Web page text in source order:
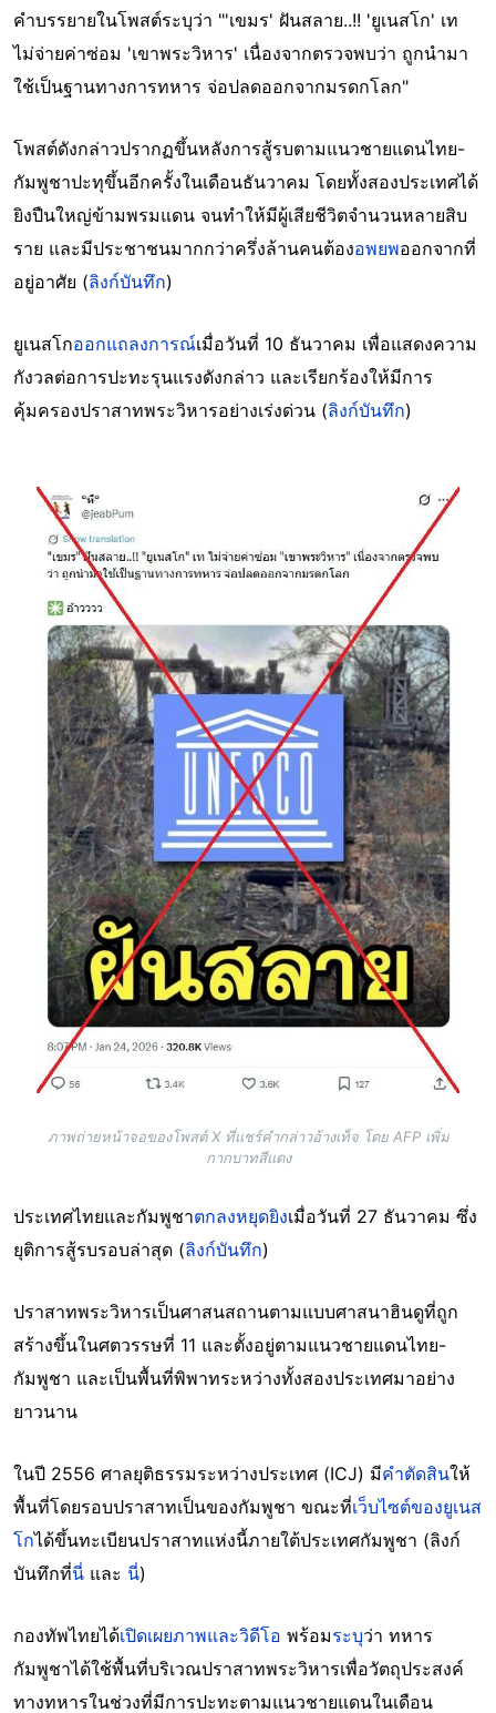
คำบรรยายในโพสต์ระบุว่า "'เขมร' ฝันสลาย..!! 'ยูเนสโก' เท
ไม่จ่ายค่าซ่อม 'เขาพระวิหาร' เนื่องจากตรวจพบว่า ถูกนำมา
ใช้เป็นฐานทางการทหาร จ่อปลดออกจากมรดกโลก"
โพสต์ดังกล่าวปรากฏขึ้นหลังการสู้รบตามแนวชายแดนไทย-
กัมพูชาปะทุขึ้นอีกครั้งในเดือนธันวาคม โดยทั้งสองประเทศได้
ยิงปืนใหญ่ข้ามพรมแดน จนทำให้มีผู้เสียชีวิตจำนวนหลายสิบ
ราย และมีประชาชนมากกว่าครึ่งล้านคนต้องอพยพออกจากที่
อยู่อาศัย (ลิงก์บันทึก)
ยูเนสโกออกแถลงการณ์เมื่อวันที่ 10 ธันวาคม เพื่อแสดงความ
กังวลต่อการปะทะรุนแรงดังกล่าว และเรียกร้องให้มีการ
คุ้มครองปราสาทพระวิหารอย่างเร่งด่วน (ลิงก์บันทึก)
Image
ภาพถ่ายหน้าจอของโพสต์ X ที่แชร์คำกล่าวอ้างเท็จ โดย AFP เพิ่ม
กากบาทสีแดง
ประเทศไทยและกัมพูชาตกลงหยุดยิงเมื่อวันที่ 27 ธันวาคม ซึ่ง
ยุติการสู้รบรอบล่าสุด (ลิงก์บันทึก)
ปราสาทพระวิหารเป็นศาสนสถานตามแบบศาสนาฮินดูที่ถูก
สร้างขึ้นในศตวรรษที่ 11 และตั้งอยู่ตามแนวชายแดนไทย-
กัมพูชา และเป็นพื้นที่พิพาทระหว่างทั้งสองประเทศมาอย่าง
ยาวนาน
ในปี 2556 ศาลยุติธรรมระหว่างประเทศ (ICJ) มีคำตัดสินให้
พื้นที่โดยรอบปราสาทเป็นของกัมพูชา ขณะที่เว็บไซต์ของยูเนส
โกได้ขึ้นทะเบียนปราสาทแห่งนี้ภายใต้ประเทศกัมพูชา (ลิงก์
บันทึกที่นี่ และ นี่)
กองทัพไทยได้เปิดเผยภาพและวิดีโอ พร้อมระบุว่า ทหาร
กัมพูชาได้ใช้พื้นที่บริเวณปราสาทพระวิหารเพื่อวัตถุประสงค์
ทางทหารในช่วงที่มีการปะทะตามแนวชายแดนในเดือน